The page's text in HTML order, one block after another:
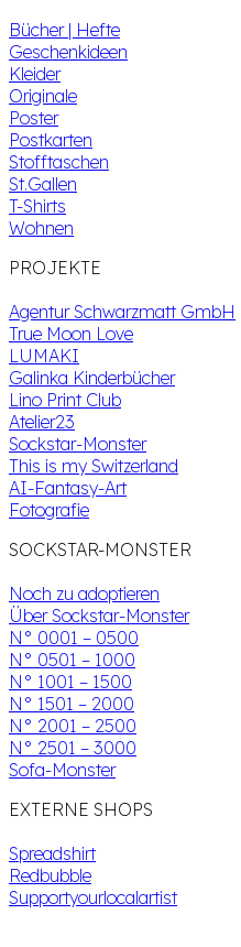
Bücher | Hefte
Geschenkideen
Kleider
Originale
Poster
Postkarten
Stofftaschen
St.Gallen
T-Shirts
Wohnen
PROJEKTE
Agentur Schwarzmatt GmbH
True Moon Love
LUMAKI
Galinka Kinderbücher
Lino Print Club
Atelier23
Sockstar-Monster
This is my Switzerland
AI-Fantasy-Art
Fotografie
SOCKSTAR-MONSTER
Noch zu adoptieren
Über Sockstar-Monster
N° 0001 – 0500
N° 0501 – 1000
N° 1001 – 1500
N° 1501 – 2000
N° 2001 – 2500
N° 2501 – 3000
Sofa-Monster
EXTERNE SHOPS
Spreadshirt
Redbubble
Supportyourlocalartist